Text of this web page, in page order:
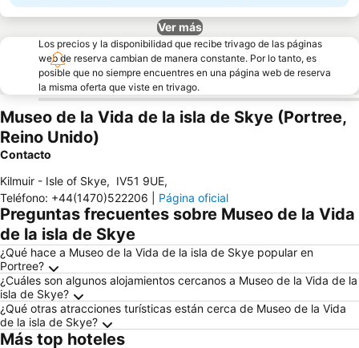
Ver más
Los precios y la disponibilidad que recibe trivago de las páginas
web de reserva cambian de manera constante. Por lo tanto, es
posible que no siempre encuentres en una página web de reserva
la misma oferta que viste en trivago.
Museo de la Vida de la isla de Skye (Portree,
Reino Unido)
Contacto
Kilmuir - Isle of Skye, IV51 9UE,
Teléfono: +44(1470)522206 Página oficial
Preguntas frecuentes sobre Museo de la Vida
de la isla de Skye
¿Qué hace a Museo de la Vida de la isla de Skye popular en
Portree?
¿Cuáles son algunos alojamientos cercanos a Museo de la Vida de la
isla de Skye?
¿Qué otras atracciones turísticas están cerca de Museo de la Vida
de la isla de Skye?
Más top hoteles